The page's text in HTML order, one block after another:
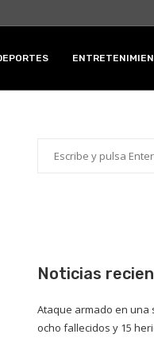
Noticias
Ataque armado en una
ocho fallecidos y 15